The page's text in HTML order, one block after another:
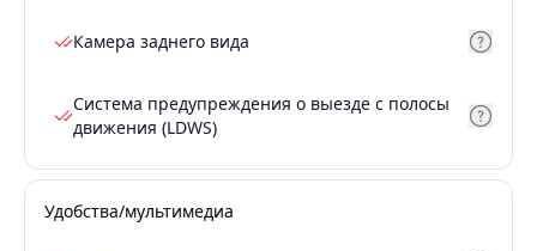
Камера заднего вида
Система предупреждения о выезде с полосы
движения (LDWS)
Удобства/мультимедиа